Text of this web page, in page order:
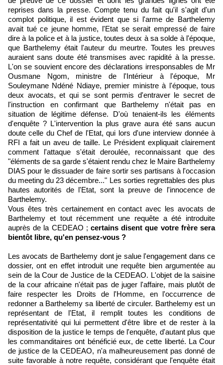
reprises dans la presse. Compte tenu du fait qu'il s'agit d'un
complot politique, il est évident que si l'arme de Barthelemy
avait tué ce jeune homme, l'Etat se serait empressé de faire
dire à la police et à la justice, toutes deux à sa solde à l'époque,
que Barthelemy était l'auteur du meurtre. Toutes les preuves
auraient sans doute été transmises avec rapidité à la presse.
L'on se souvient encore des déclarations irresponsables de Mr
Ousmane Ngom, ministre de l'Intérieur à l'époque, Mr
Souleymane Ndéné Ndiaye, premier ministre à l'époque, tous
deux avocats, et qui se sont permis d'entraver le secret de
l'instruction en confirmant que Barthelemy n'était pas en
situation de légitime défense. D'où tenaient-ils les éléments
d'enquête ? L'intervention la plus grave aura été sans aucun
doute celle du Chef de l'Etat, qui lors d'une interview donnée à
RFI a fait un aveu de taille. Le Président expliquait clairement
comment l'attaque s'était deroulée, reconnaissant que des
"éléments de sa garde s'étaient rendu chez le Maire Barthelemy
DIAS pour le dissuader de faire sortir ses partisans à l'occasion
du meeting du 23 décembre..." Les sorties regrettables des plus
hautes autorités de l'Etat, sont la preuve de l'innocence de
Barthelemy.
Vous êtes très certainement en contact avec les avocats de
Barthelemy et tout récemment une requête a été introduite
auprès de la CEDEAO ; certains disent que votre frère sera
bientôt libre, qu'en pensez-vous ?
Les avocats de Barthelemy dont je salue l'engagement dans ce
dossier, ont en effet introduit une requête bien argumentée au
sein de la Cour de Justice de la CEDEAO. L'objet de la saisine
de la cour africaine n'était pas de juger l'affaire, mais plutôt de
faire respecter les Droits de l'Homme, en l'occurrence de
redonner a Barthelemy sa liberté de circuler. Barthelemy est un
représentant de l'Etat, il remplit toutes les conditions de
représentativité qui lui permettent d'être libre et de rester à la
disposition de la justice le temps de l'enquête, d'autant plus que
les commanditaires ont bénéficié eux, de cette liberté. La Cour
de justice de la CEDEAO, n'a malheureusement pas donné de
suite favorable à notre requête, considérant que l'enquête était